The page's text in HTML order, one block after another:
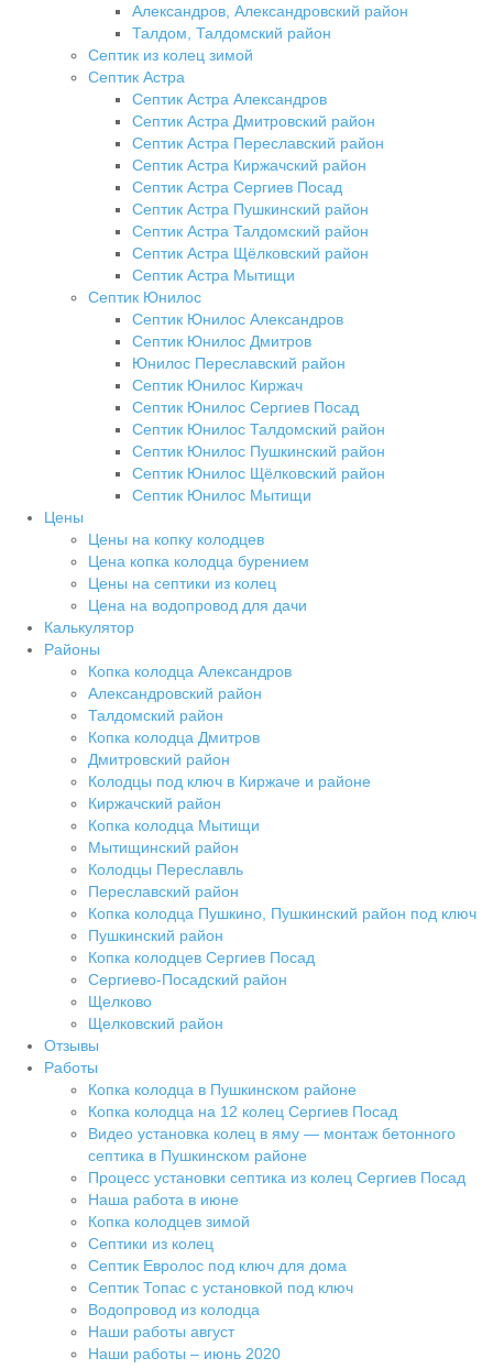
Александров, Александровский район
Талдом, Талдомский район
Септик из колец зимой
Септик Астра
Септик Астра Александров
Септик Астра Дмитровский район
Септик Астра Переславский район
Септик Астра Киржачский район
Септик Астра Сергиев Посад
Септик Астра Пушкинский район
Септик Астра Талдомский район
Септик Астра Щёлковский район
Септик Астра Мытищи
Септик Юнилос
Септик Юнилос Александров
Септик Юнилос Дмитров
Юнилос Переславский район
Септик Юнилос Киржач
Септик Юнилос Сергиев Посад
Септик Юнилос Талдомский район
Септик Юнилос Пушкинский район
Септик Юнилос Щёлковский район
Септик Юнилос Мытищи
Цены
Цены на копку колодцев
Цена копка колодца бурением
Цены на септики из колец
Цена на водопровод для дачи
Калькулятор
Районы
Копка колодца Александров
Александровский район
Талдомский район
Копка колодца Дмитров
Дмитровский район
Колодцы под ключ в Киржаче и районе
Киржачский район
Копка колодца Мытищи
Мытищинский район
Колодцы Переславль
Переславский район
Копка колодца Пушкино, Пушкинский район под ключ
Пушкинский район
Копка колодцев Сергиев Посад
Сергиево-Посадский район
Щелково
Щелковский район
Отзывы
Работы
Копка колодца в Пушкинском районе
Копка колодца на 12 колец Сергиев Посад
Видео установка колец в яму — монтаж бетонного
септика в Пушкинском районе
Процесс установки септика из колец Сергиев Посад
Наша работа в июне
Копка колодцев зимой
Септики из колец
Септик Евролос под ключ для дома
Септик Топас с установкой под ключ
Водопровод из колодца
Наши работы август
Наши работы – июнь 2020